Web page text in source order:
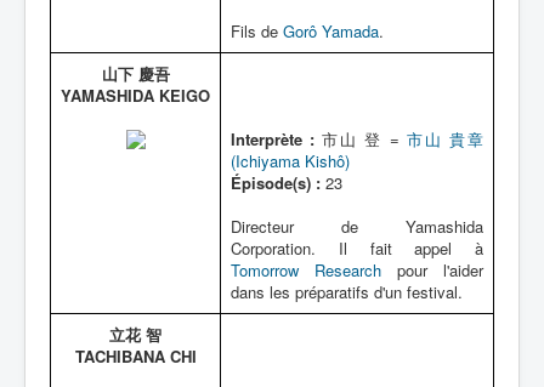
Fils de Gorô Yamada.
山下 慶吾
YAMASHIDA KEIGO
Interprète :市山 登 = 市山 貴章
(Ichiyama Kishô)
Épisode(s) : 23
Directeur de Yamashida
Corporation. Il fait appel à
Tomorrow Research pour l'aider
dans les préparatifs d'un festival.
立花 智
TACHIBANA CHI